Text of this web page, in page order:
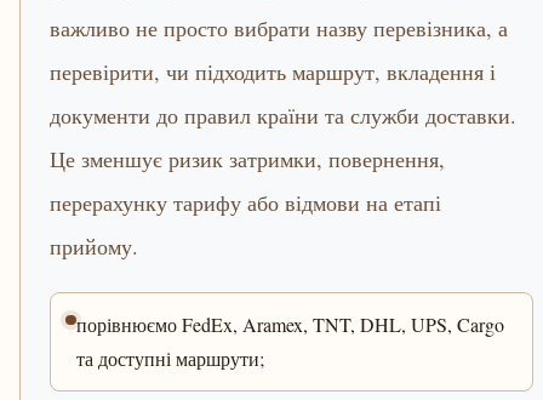
важливо не просто вибрати назву перевізника, а
перевірити, чи підходить маршрут, вкладення і
документи до правил країни та служби доставки.
Це зменшує ризик затримки, повернення,
перерахунку тарифу або відмови на етапі
прийому.
порівнюємо FedEx, Aramex, TNT, DHL, UPS, Cargo
та доступні маршрути;